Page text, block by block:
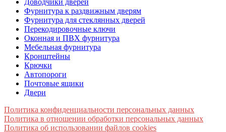
Доводчики дверей
Фурнитура к раздвижным дверям
Фурнитура для стеклянных дверей
Перекодировочные ключи
Оконная и ПВХ фурнитура
Мебельная фурнитура
Кронштейны
Крючки
Автопороги
Почтовые ящики
Двери
Политика конфиденциальности персональных данных
Политика в отношении обработки персональных данных
Политика об использовании файлов cookies